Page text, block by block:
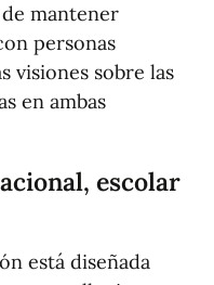
mantener
personas
visiones sobre las
en ambas
escolar
está diseñada